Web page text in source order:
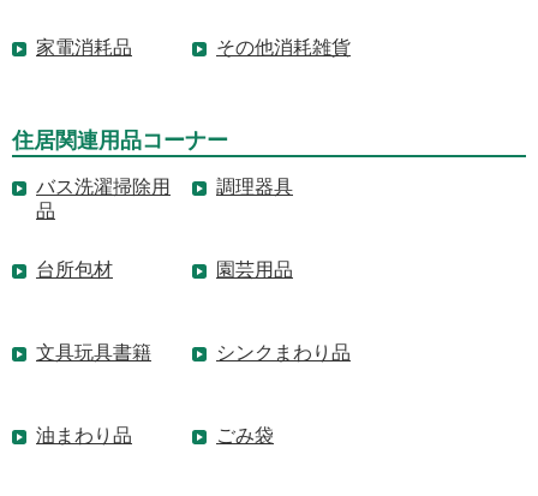
家電消耗品 その他消耗雑貨
住居関連用品コーナー
バス洗濯掃除用
品
調理器具
台所包材 園芸用品
文具玩具書籍 シンクまわり品
油まわり品 ごみ袋